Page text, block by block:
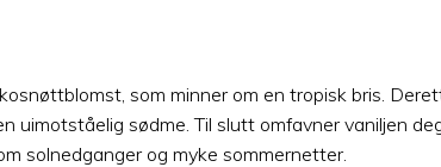
som minner om en tropisk bris.
sødme. Til slutt omfavner vaniljen
solnedganger og myke sommernetter.